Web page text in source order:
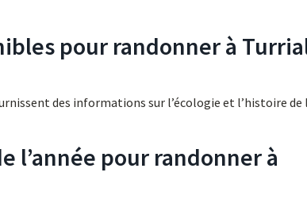
pour randonner à
des informations sur l’écologie et l’histoire de
l’année pour randonner à